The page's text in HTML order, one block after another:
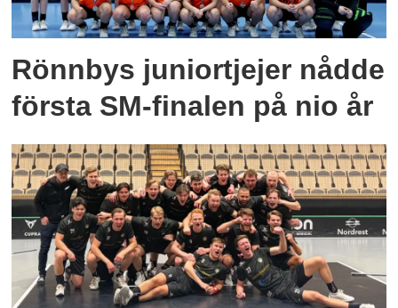
Rönnbys juniortjejer nådde
första SM-finalen på nio år